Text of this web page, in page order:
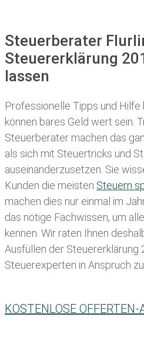
Steuerberater
Steuererklärung
lassen
Professionelle Tipps und Hilfe
können bares Geld wert sein.
Steuerberater machen das
als sich mit Steuertricks und
auseinanderzusetzen. Sie
Kunden die meisten Steuern
machen dies nur einmal im
das nötige Fachwissen, um
kennen. Wir raten Ihnen
Ausfüllen der Steuererklärung
Steuerexperten in Anspruch zu
KOSTENLOSE OFFERTEN-